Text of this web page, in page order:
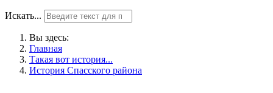
Искать...
Вы здесь:
Главная
Такая вот история...
История Спасского района